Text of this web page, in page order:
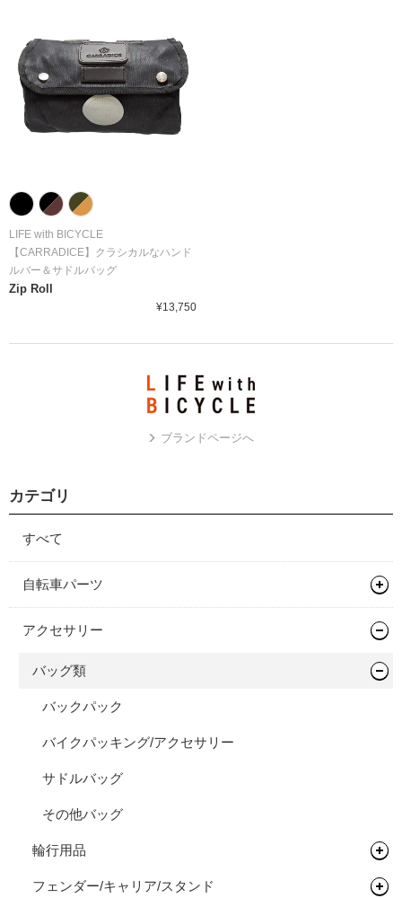
LIFE with BICYCLE
【CARRADICE】クラシカルなハンド
ルバー＆サドルバッグ
Zip Roll
¥13,750
ブランドページへ
カテゴリ
すべて
自転車パーツ
ハンドル/ステム
ライザーバー
アクセサリー
バッグ類
バックパック
バイクパッキング/アクセサリー
サドルバッグ
その他バッグ
輪行用品
輪行袋
フェンダー/キャリア/スタンド